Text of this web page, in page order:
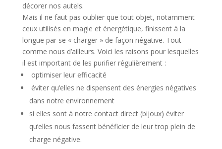
décorer nos autels.
Mais il ne faut pas oublier que tout objet, notamment
ceux utilisés en magie et énergétique, finissent à la
longue par se « charger » de façon négative. Tout
comme nous d’ailleurs. Voici les raisons pour lesquelles
il est important de les purifier régulièrement :
optimiser leur efficacité
éviter qu’elles ne dispensent des énergies négatives
dans notre environnement
si elles sont à notre contact direct (bijoux) éviter
qu’elles nous fassent bénéficier de leur trop plein de
charge négative.